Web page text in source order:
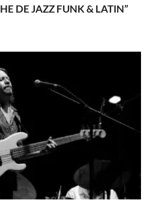
DE JAZZ FUNK & LATIN”